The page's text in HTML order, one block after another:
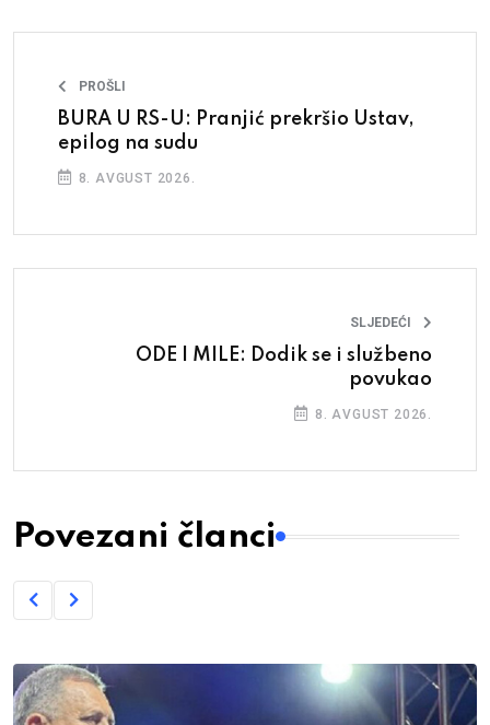
PROŠLI
BURA U RS-U: Pranjić prekršio Ustav,
epilog na sudu
8. AVGUST 2026.
SLJEDEĆI
ODE I MILE: Dodik se i službeno
povukao
8. AVGUST 2026.
Povezani članci